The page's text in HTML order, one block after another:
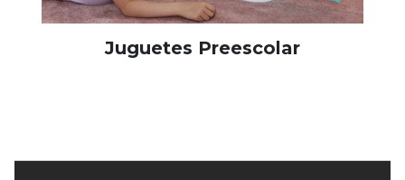
Juguetes Preescolar